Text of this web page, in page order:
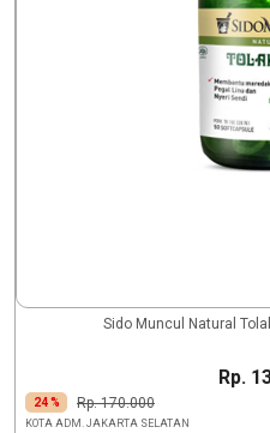
Sido Muncul Natural
Rp.
24 % Rp. 170.000
KOTA ADM. JAKARTA SELATAN